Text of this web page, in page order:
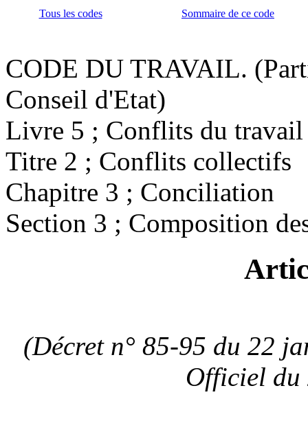
Tous les codes Sommaire de ce code
CODE DU TRAVAIL.
Conseil d'Etat)
Livre 5 ; Conflits du travail
Titre 2 ; Conflits collectifs
Chapitre 3 ; Conciliation
Section 3 ; Composition
(Décret n° 85-95 du 22
Officiel du